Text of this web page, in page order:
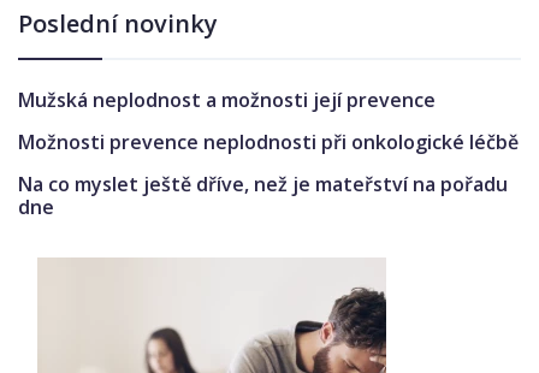
Poslední novinky
Mužská neplodnost a možnosti její prevence
Možnosti prevence neplodnosti při onkologické léčbě
Na co myslet ještě dříve, než je mateřství na pořadu
dne